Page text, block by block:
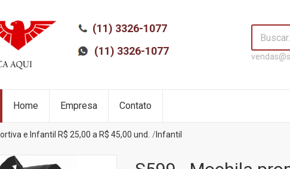
(11) 3326-1077
(11) 3326-1077
Home Empresa Contato
e Infantil R$ 25,00 a R$ 45,00 und. Infantil